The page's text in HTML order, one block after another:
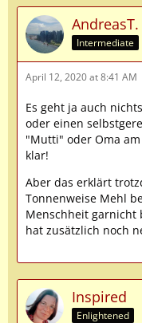
AndreasT.
Intermediate
April 12, 2020 at 8:41 AM
Es geht ja auch
oder einen
"Mutti" oder Oma
klar!
Aber das erklärt
Tonnenweise Mehl
Menschheit garnicht
hat zusätzlich noch
Inspired
Enlightened